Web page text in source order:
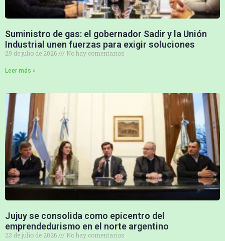
Suministro de gas: el gobernador Sadir y la Unión
Industrial unen fuerzas para exigir soluciones
29 de julio de 2026 No hay comentarios
Leer más »
Jujuy se consolida como epicentro del
emprendedurismo en el norte argentino
23 de julio de 2026 No hay comentarios